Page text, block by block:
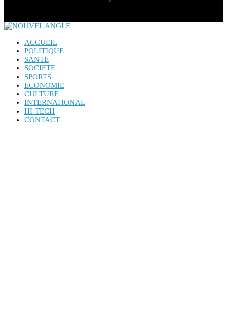
ACCUEIL
POLITIQUE
SANTE
SOCIETE
SPORTS
ECONOMIE
CULTURE
INTERNATIONAL
HI-TECH
CONTACT